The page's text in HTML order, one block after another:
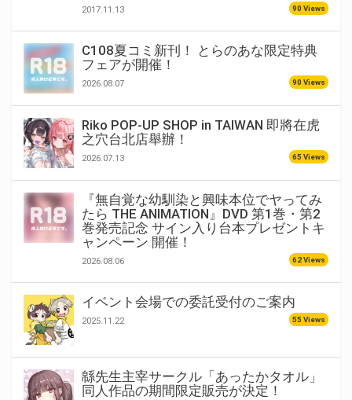
2017.11.13 90 Views
C108夏コミ新刊！ とらのあな限定特典
フェアが開催！
2026.08.07 90 Views
Riko POP-UP SHOP in TAIWAN 即將在虎
之穴台北店舉辦！
2026.07.13 65 Views
『無自覚な幼馴染と興味本位でヤってみ
たら THE ANIMATION』DVD 第1巻・第2
巻発売記念 サイン入り台本プレゼントキ
ャンペーン 開催！
2026.08.06 62 Views
イベント会場での委託受付のご案内
2025.11.22 55 Views
緜先生主宰サークル「あったかタオル」
同人作品の期間限定販売が決定！